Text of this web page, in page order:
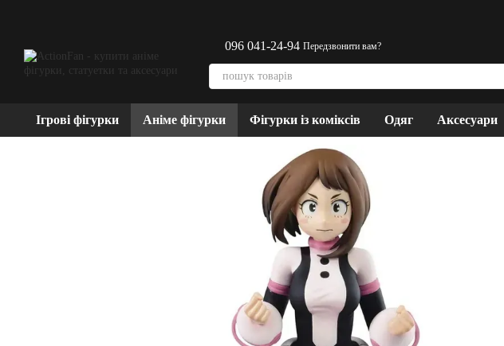
096 041-24-94 Передзвонити вам?
Ігрові фігурки Аніме фігурки Фігурки із коміксів Одяг Аксесуари